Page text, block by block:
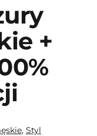
+
, Styl